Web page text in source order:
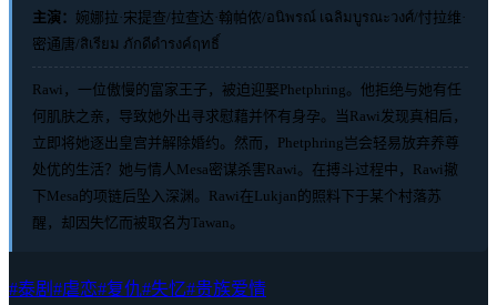
主演： 婉娜拉·宋提查/拉查达·翰帕侬/อนิพรณ์ เฉลิมบูรณะวงศ์/忖拉维·
密通唐/สิเรียม ภักดีดำรงค์ฤทธิ์
Rawi，一位傲慢的富家王子，被迫迎娶Phetphring。他拒绝与她有任
何肌肤之亲，导致她外出寻求慰藉并怀有身孕。当Rawi发现真相后，
立即将她逐出皇宫并解除婚约。然而，Phetphring岂会轻易放弃养尊
处优的生活？她与情人Mesa密谋杀害Rawi。在搏斗过程中，Rawi撤
下Mesa的项链后坠入深渊。Rawi在Lukjan的照料下于某个村落苏
醒，却因失忆而被取名为Tawan。
#泰剧 #虐恋#复仇#失忆#贵族爱情